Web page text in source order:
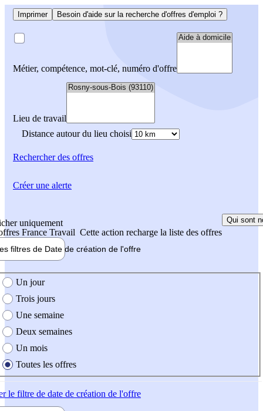
Imprimer Besoin d'aide sur la recherche d'offres d'emploi ?
Métier, compétence, mot-clé, numéro d'offre
Lieu de travail
Distance autour du lieu choisi
Rechercherdes offres
uniquement
France Travail Cette action recharge la liste des offres
Qui sont
filtres de Date de création de l'offre
création de l'offre
Un jour
Trois jours
Une semaine
Deux semaines
Un mois
Toutes les offres
le filtre de date de création de l'offre
Créer une alerte